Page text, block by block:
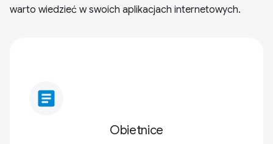
warto wiedzieć w swoich aplikacjach internetowych.
article
Obietnice